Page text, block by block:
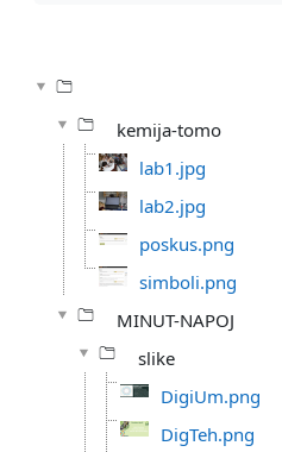
kemija-tomo
lab1.jpg
lab2.jpg
poskus.png
simboli.png
MINUT-NAPOJ
slike
DigiUm.png
DigTeh.png